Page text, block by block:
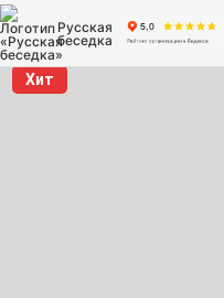
Русская
беседка
Хит